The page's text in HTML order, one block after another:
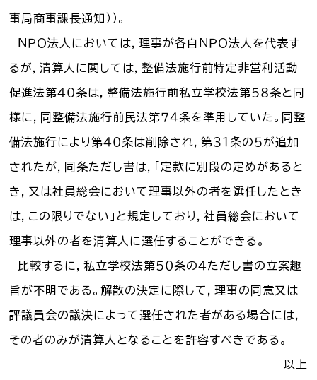
事局商事課長通知））。
ＮＰＯ法人においては，理事が各自ＮＰＯ法人を代表す
るが，清算人に関しては，整備法施行前特定非営利活動
促進法第４０条は，整備法施行前私立学校法第５８条と同
様に，同整備法施行前民法第７４条を準用していた。同整
備法施行により第４０条は削除され，第３１条の５が追加
されたが，同条ただし書は，「定款に別段の定めがあると
き，又は社員総会において理事以外の者を選任したとき
は，この限りでない」と規定しており，社員総会において
理事以外の者を清算人に選任することができる。
比較するに，私立学校法第５０条の４ただし書の立案趣
旨が不明である。解散の決定に際して，理事の同意又は
評議員会の議決によって選任された者がある場合には，
その者のみが清算人となることを許容すべきである。
以上